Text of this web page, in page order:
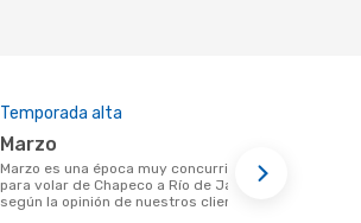
Temporada alta
marzo
marzo es una época muy concurrida
para volar de Chapeco a Río de Janeiro
según la opinión de nuestros clientes